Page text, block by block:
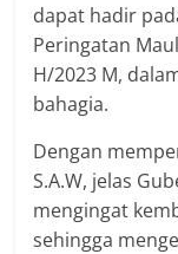
dapat hadir
Peringatan
H/2023 M,
bahagia.
Dengan
S.A.W, jelas
mengingat
sehingga